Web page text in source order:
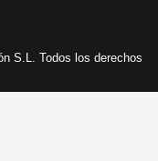
S.L. Todos los derechos